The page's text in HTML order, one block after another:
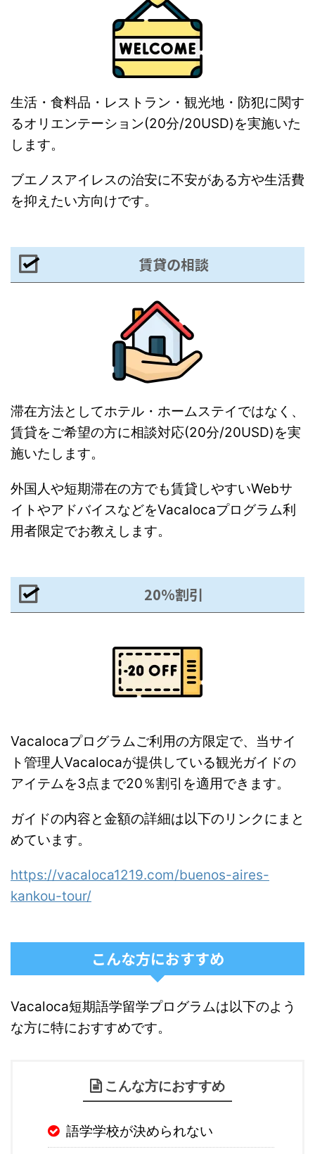
生活・食料品・レストラン・観光地・防犯に関す
るオリエンテーション(20分/20USD)を実施いた
します。
ブエノスアイレスの治安に不安がある方や生活費
を抑えたい方向けです。
賃貸の相談
滞在方法としてホテル・ホームステイではなく、
賃貸をご希望の方に相談対応(20分/20USD)を実
施いたします。
外国人や短期滞在の方でも賃貸しやすいWebサ
イトやアドバイスなどをVacalocaプログラム利
用者限定でお教えします。
20%割引
Vacalocaプログラムご利用の方限定で、当サイ
ト管理人Vacalocaが提供している観光ガイドの
アイテムを3点まで20％割引を適用できます。
ガイドの内容と金額の詳細は以下のリンクにまと
めています。
https://vacaloca1219.com/buenos-aires-
kankou-tour/
こんな方におすすめ
Vacaloca短期語学留学プログラムは以下のよう
な方に特におすすめです。
こんな方におすすめ
語学学校が決められない